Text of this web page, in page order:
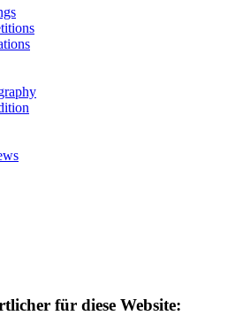
für diese Website: